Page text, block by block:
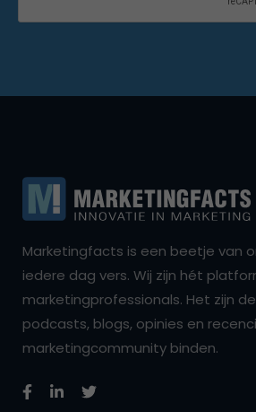
Marketingfacts is een beetje van
iedere dag vers. Wij zijn hét
marketingprofessionals. Het zijn
podcasts, blogs, opinies en
marketingcommunity binden.